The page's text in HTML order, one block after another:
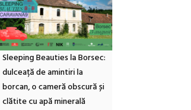
Sleeping Beauties la Borsec:
dulceață de amintiri la
borcan, o cameră obscură și
clătite cu apă minerală